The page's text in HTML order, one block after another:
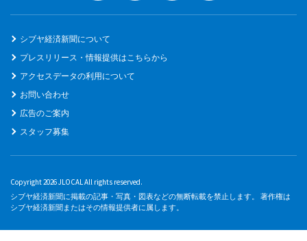
シブヤ経済新聞について
プレスリリース・情報提供はこちらから
アクセスデータの利用について
お問い合わせ
広告のご案内
スタッフ募集
Copyright 2026 JLOCAL All rights reserved.
シブヤ経済新聞に掲載の記事・写真・図表などの無断転載を禁止します。 著作権は
シブヤ経済新聞またはその情報提供者に属します。